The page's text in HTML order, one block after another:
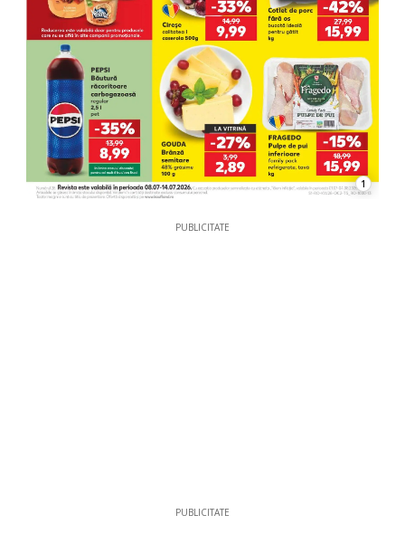
1
PUBLICITATE
PUBLICITATE